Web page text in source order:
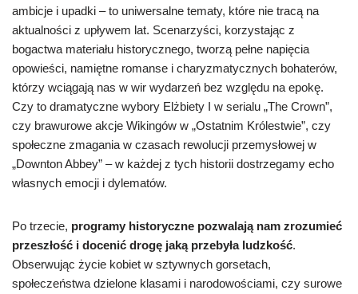
ambicje i upadki – to uniwersalne tematy, które nie tracą na
aktualności z upływem lat. Scenarzyści, korzystając z
bogactwa materiału historycznego, tworzą pełne napięcia
opowieści, namiętne romanse i charyzmatycznych bohaterów,
którzy wciągają nas w wir wydarzeń bez względu na epokę.
Czy to dramatyczne wybory Elżbiety I w serialu „The Crown”,
czy brawurowe akcje Wikingów w „Ostatnim Królestwie”, czy
społeczne zmagania w czasach rewolucji przemysłowej w
„Downton Abbey” – w każdej z tych historii dostrzegamy echo
własnych emocji i dylematów.
Po trzecie, programy historyczne pozwalają nam zrozumieć
przeszłość i docenić drogę jaką przebyła ludzkość.
Obserwując życie kobiet w sztywnych gorsetach,
społeczeństwa dzielone klasami i narodowościami, czy surowe